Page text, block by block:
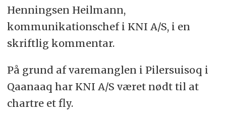
Henningsen Heilmann,
kommunikationschef i KNI A/S, i en
skriftlig kommentar.
På grund af varemanglen i Pilersuisoq i
Qaanaaq har KNI A/S været nødt til at
chartre et fly.